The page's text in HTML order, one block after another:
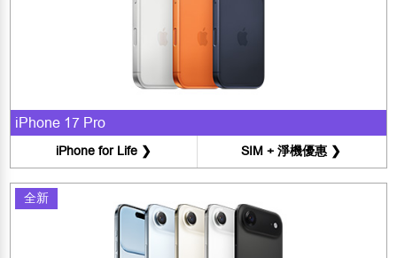
iPhone 17 Pro
iPhone for Life ❯ SIM + 淨機優惠 ❯
全新